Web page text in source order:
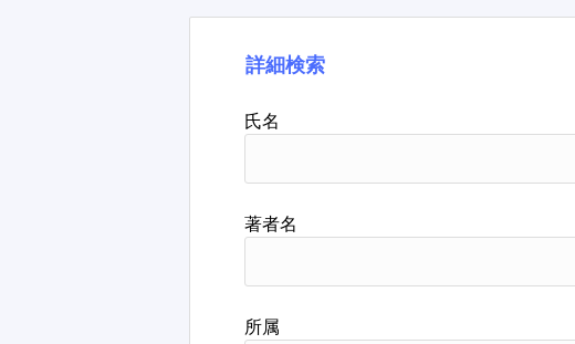
詳細検索
氏名
著者名
所属